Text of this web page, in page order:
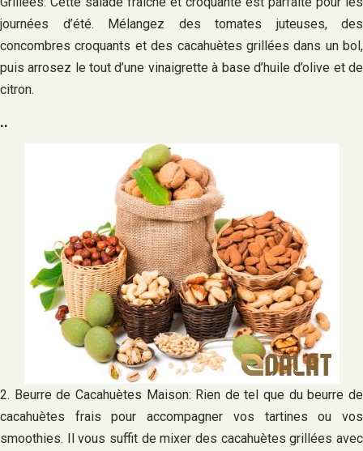
journées d’été. Mélangez des tomates juteuses, des
concombres croquants et des cacahuètes grillées dans un bol,
puis arrosez le tout d’une vinaigrette à base d’huile d’olive et de
citron.
..
2. Beurre de Cacahuètes Maison: Rien de tel que du beurre de
cacahuètes frais pour accompagner vos tartines ou vos
smoothies. Il vous suffit de mixer des cacahuètes grillées avec